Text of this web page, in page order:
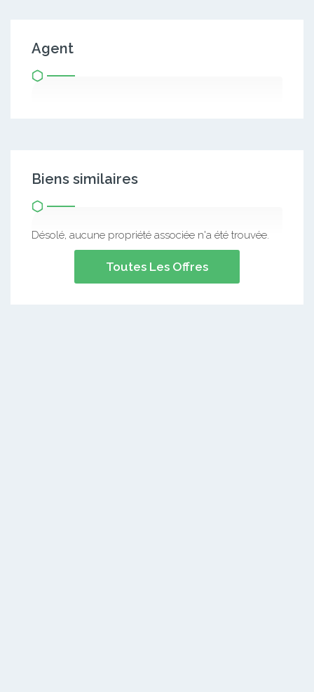
Agent
Biens similaires
Désolé, aucune propriété associée n'a été trouvée.
Toutes Les Offres